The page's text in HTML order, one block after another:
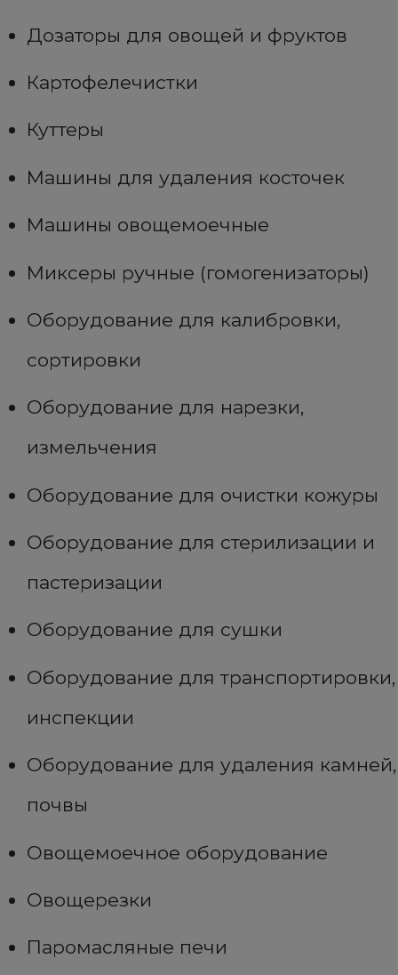
Дозаторы для овощей и фруктов
Картофелечистки
Куттеры
Машины для удаления косточек
Машины овощемоечные
Миксеры ручные (гомогенизаторы)
Оборудование для калибровки,
сортировки
Оборудование для нарезки,
измельчения
Оборудование для очистки кожуры
Оборудование для стерилизации и
пастеризации
Оборудование для сушки
Оборудование для транспортировки,
инспекции
Оборудование для удаления камней,
почвы
Овощемоечное оборудование
Овощерезки
Паромасляные печи